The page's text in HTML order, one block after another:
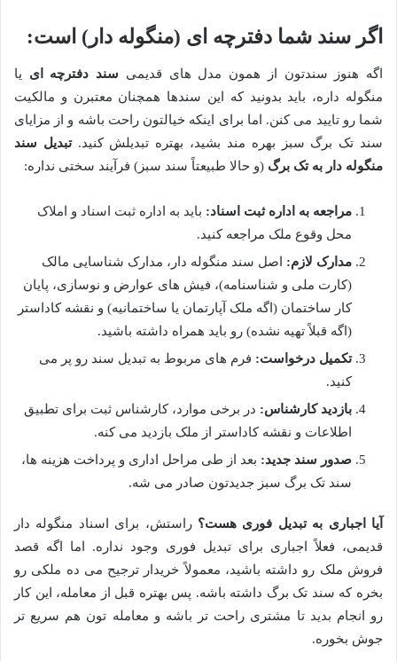
اگر سند شما دفترچه ای (منگوله دار) است:
اگه هنوز سندتون از همون مدل های قدیمی سند دفترچه ای یا
منگوله داره، باید بدونید که این سندها همچنان معتبرن و مالکیت
شما رو تایید می کنن. اما برای اینکه خیالتون راحت باشه و از مزایای
سند تک برگ سبز بهره مند بشید، بهتره تبدیلش کنید.تبدیل سند
منگوله دار به تک برگ (و حالا طبیعتاً سند سبز) فرآیند سختی نداره:
مراجعه به اداره ثبت اسناد: باید به اداره ثبت اسناد و املاک
محل وقوع ملک مراجعه کنید.
مدارک لازم: اصل سند منگوله دار، مدارک شناسایی مالک
(کارت ملی و شناسنامه)، فیش های عوارض و نوسازی، پایان
کار ساختمان (اگه ملک آپارتمان یا ساختمانیه) و نقشه کاداستر
(اگه قبلاً تهیه نشده) رو باید همراه داشته باشید.
تکمیل درخواست: فرم های مربوط به تبدیل سند رو پر می
کنید.
بازدید کارشناس: در برخی موارد، کارشناس ثبت برای تطبیق
اطلاعات و نقشه کاداستر از ملک بازدید می کنه.
صدور سند جدید: بعد از طی مراحل اداری و پرداخت هزینه ها،
سند تک برگ سبز جدیدتون صادر می شه.
آیا اجباری به تبدیل فوری هست؟ راستش، برای اسناد منگوله دار
قدیمی، فعلاً اجباری برای تبدیل فوری وجود نداره. اما اگه قصد
فروش ملک رو داشته باشید، معمولاً خریدار ترجیح می ده ملکی رو
بخره که سند تک برگ داشته باشه. پس بهتره قبل از معامله، این کار
رو انجام بدید تا مشتری راحت تر باشه و معامله تون هم سریع تر
جوش بخوره.